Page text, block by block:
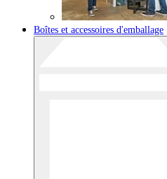
Boîtes et accessoires d'emballage